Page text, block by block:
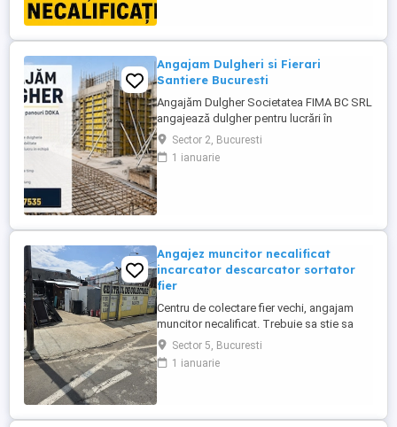
cunoștințe de bază ...
Angajam Dulgheri si Fierari
Santiere Bucuresti
Angajăm Dulgher Societatea FIMA BC SRL
angajează dulgher pentru lucrări în
domeniul construcțiilor. Cerințe: *
Experiență în lucrări de dulgherie
constituie avantaj; * Seriozitate și
Sector 2, Bucuresti
1 ianuarie
Angajez muncitor necalificat
incarcator descarcator sortator
fier
Centru de colectare fier vechi, angajam
muncitor necalificat. Trebuie sa stie sa
taie cu flexul, sa cunoasca materialele
neferoase Cupru, Alama, Aluminiu, Zamac,
program lucru 09-18.30. Zona Pucheni -
Contact
Sector 5, Bucuresti
1 ianuarie